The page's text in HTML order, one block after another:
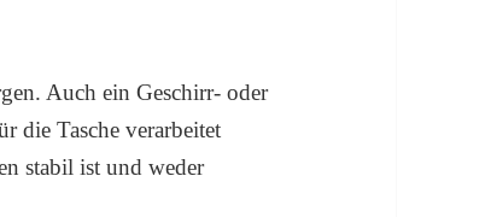
Auch ein Geschirr- oder
die Tasche verarbeitet
stabil ist und weder